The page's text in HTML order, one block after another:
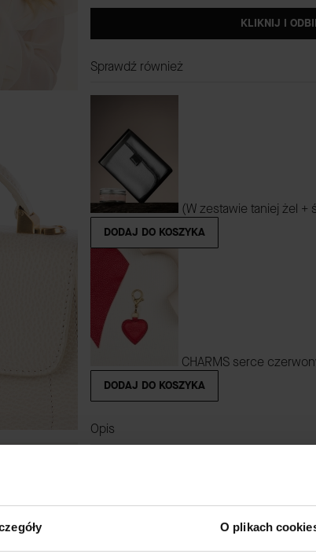
O plikach
KLIKNIJ I
Sprawdź również
(W zestawie taniej żel
DODAJ DO KOSZYKA
CHARMS serce
DODAJ DO KOSZYKA
Opis
Torebka sprzedawana jest w zestawie
Wysokiej jakości materiał i
Torebka została starannie wykonana z